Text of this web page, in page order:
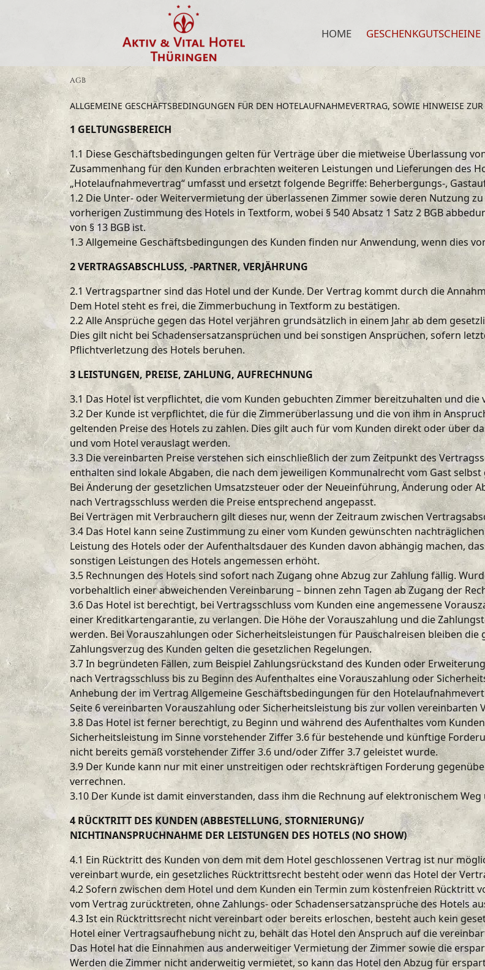
HOME GESCHENKGUTSCHEINE
AGB
ALLGEMEINE GESCHÄFTSBEDINGUNGEN FÜR DEN HOTELAUFNAHMEVERTRAG, SOWIE HINWEISE
1 GELTUNGSBEREICH
1.1 Diese Geschäftsbedingungen gelten für Verträge über die mietweise Überlassung
Zusammenhang für den Kunden erbrachten weiteren Leistungen und Lieferungen des
„Hotelaufnahmevertrag“ umfasst und ersetzt folgende Begriffe: Beherbergungs-,
1.2 Die Unter- oder Weitervermietung der überlassenen Zimmer sowie deren Nutzung
vorherigen Zustimmung des Hotels in Textform, wobei § 540 Absatz 1 Satz 2 BGB
von § 13 BGB ist.
1.3 Allgemeine Geschäftsbedingungen des Kunden finden nur Anwendung, wenn dies
2 VERTRAGSABSCHLUSS, -PARTNER, VERJÄHRUNG
2.1 Vertragspartner sind das Hotel und der Kunde. Der Vertrag kommt durch die
Dem Hotel steht es frei, die Zimmerbuchung in Textform zu bestätigen.
2.2 Alle Ansprüche gegen das Hotel verjähren grundsätzlich in einem Jahr ab dem
Dies gilt nicht bei Schadensersatzansprüchen und bei sonstigen Ansprüchen, sofern
Pflichtverletzung des Hotels beruhen.
3 LEISTUNGEN, PREISE, ZAHLUNG, AUFRECHNUNG
3.1 Das Hotel ist verpflichtet, die vom Kunden gebuchten Zimmer bereitzuhalten und
3.2 Der Kunde ist verpflichtet, die für die Zimmerüberlassung und die von ihm in
geltenden Preise des Hotels zu zahlen. Dies gilt auch für vom Kunden direkt oder über
und vom Hotel verauslagt werden.
3.3 Die vereinbarten Preise verstehen sich einschließlich der zum Zeitpunkt des
enthalten sind lokale Abgaben, die nach dem jeweiligen Kommunalrecht vom Gast
Bei Änderung der gesetzlichen Umsatzsteuer oder der Neueinführung, Änderung oder
nach Vertragsschluss werden die Preise entsprechend angepasst.
Bei Verträgen mit Verbrauchern gilt dieses nur, wenn der Zeitraum zwischen
3.4 Das Hotel kann seine Zustimmung zu einer vom Kunden gewünschten
Leistung des Hotels oder der Aufenthaltsdauer des Kunden davon abhängig machen,
sonstigen Leistungen des Hotels angemessen erhöht.
3.5 Rechnungen des Hotels sind sofort nach Zugang ohne Abzug zur Zahlung fällig.
vorbehaltlich einer abweichenden Vereinbarung – binnen zehn Tagen ab Zugang der
3.6 Das Hotel ist berechtigt, bei Vertragsschluss vom Kunden eine angemessene
einer Kreditkartengarantie, zu verlangen. Die Höhe der Vorauszahlung und die
werden. Bei Vorauszahlungen oder Sicherheitsleistungen für Pauschalreisen bleiben
Zahlungsverzug des Kunden gelten die gesetzlichen Regelungen.
3.7 In begründeten Fällen, zum Beispiel Zahlungsrückstand des Kunden oder
nach Vertragsschluss bis zu Beginn des Aufenthaltes eine Vorauszahlung oder
Anhebung der im Vertrag Allgemeine Geschäftsbedingungen für den
Seite 6 vereinbarten Vorauszahlung oder Sicherheitsleistung bis zur vollen vereinbarten
3.8 Das Hotel ist ferner berechtigt, zu Beginn und während des Aufenthaltes vom
Sicherheitsleistung im Sinne vorstehender Ziffer 3.6 für bestehende und künftige
nicht bereits gemäß vorstehender Ziffer 3.6 und/oder Ziffer 3.7 geleistet wurde.
3.9 Der Kunde kann nur mit einer unstreitigen oder rechtskräftigen Forderung
verrechnen.
3.10 Der Kunde ist damit einverstanden, dass ihm die Rechnung auf elektronischem
4 RÜCKTRITT DES KUNDEN (ABBESTELLUNG, STORNIERUNG)/
NICHTINANSPRUCHNAHME DER LEISTUNGEN DES HOTELS (NO SHOW)
4.1 Ein Rücktritt des Kunden von dem mit dem Hotel geschlossenen Vertrag ist nur
vereinbart wurde, ein gesetzliches Rücktrittsrecht besteht oder wenn das Hotel der
4.2 Sofern zwischen dem Hotel und dem Kunden ein Termin zum kostenfreien Rücktritt
vom Vertrag zurücktreten, ohne Zahlungs- oder Schadensersatzansprüche des Hotels
4.3 Ist ein Rücktrittsrecht nicht vereinbart oder bereits erloschen, besteht auch kein
Hotel einer Vertragsaufhebung nicht zu, behält das Hotel den Anspruch auf die
Das Hotel hat die Einnahmen aus anderweitiger Vermietung der Zimmer sowie die
Werden die Zimmer nicht anderweitig vermietet, so kann das Hotel den Abzug für